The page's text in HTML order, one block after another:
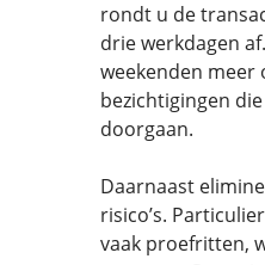
rondt u de
drie werkdagen
weekenden
bezichtigingen
doorgaan.
Daarnaast
risico’s.
vaak proefritten,